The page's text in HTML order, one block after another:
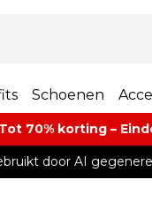
Schoenen
Tot 70% korting –
door AI